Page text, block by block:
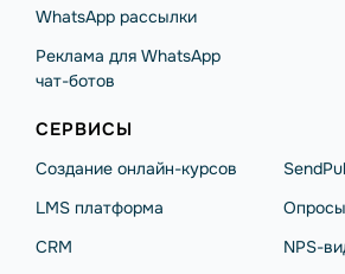
WhatsApp рассылки
Реклама для WhatsApp
чат-ботов
СЕРВИСЫ
Создание онлайн-курсов
LMS платформа
CRM
NPS-